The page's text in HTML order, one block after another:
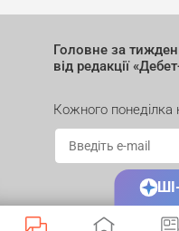
Головне за
від редакції
Кожного понеділка